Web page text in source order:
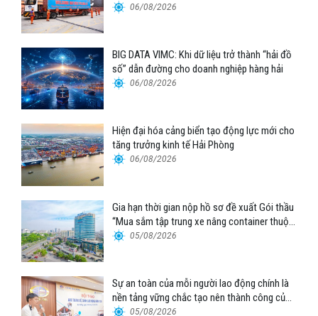
06/08/2026
BIG DATA VIMC: Khi dữ liệu trở thành “hải đồ
số” dẫn đường cho doanh nghiệp hàng hải
06/08/2026
Hiện đại hóa cảng biển tạo động lực mới cho
tăng trưởng kinh tế Hải Phòng
06/08/2026
Gia hạn thời gian nộp hồ sơ đề xuất Gói thầu
“Mua sắm tập trung xe nâng container thuộc
Tổng công ty Hàng hải Việt Nam – CTCP”
05/08/2026
Sự an toàn của mỗi người lao động chính là
nền tảng vững chắc tạo nên thành công của
Cảng Đà Nẵng
05/08/2026